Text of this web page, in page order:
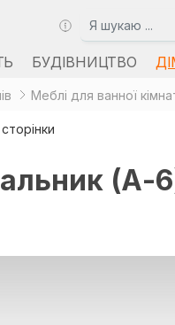
БУДІВНИЦТВО
Меблі для ванної
(А-